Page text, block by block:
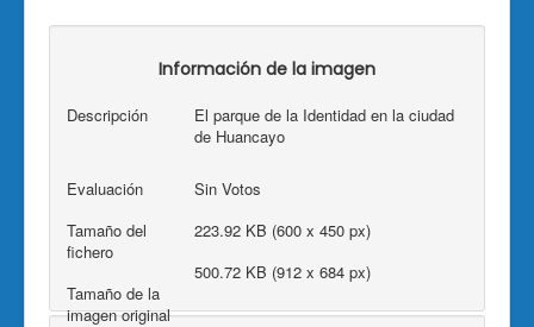
Información de la imagen
Descripción
El parque de la Identidad en la ciudad
de Huancayo
Evaluación
Sin Votos
Tamaño del
fichero
223.92 KB (600 x 450 px)
Tamaño de la
imagen original
500.72 KB (912 x 684 px)